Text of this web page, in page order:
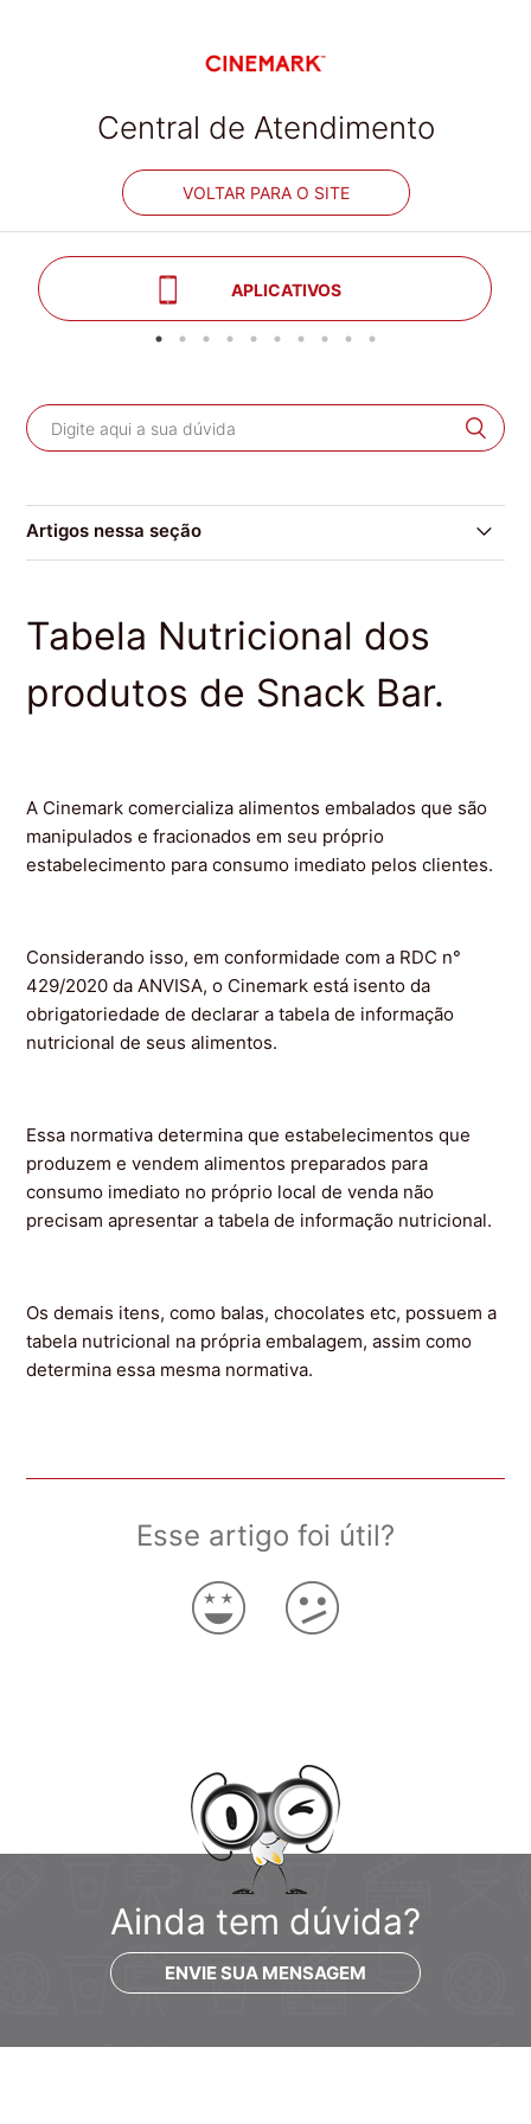
Central de Atendimento
VOLTAR PARA O SITE
APLICATIVOS
Artigos nessa seção
Onde comprar os produtos do Snack Bar?
Quais são as formas de pagamento aceitas no Snack
Tabela Nutricional dos produtos de Snack Bar.
Como resgatar meu Refil de Pipoca?
Tabela Nutricional dos
produtos de Snack Bar.
A Cinemark comercializa alimentos embalados que são
manipulados e fracionados em seu próprio
estabelecimento para consumo imediato pelos clientes.
Considerando isso, em conformidade com a RDC n°
429/2020 da ANVISA, o Cinemark está isento da
obrigatoriedade de declarar a tabela de informação
nutricional de seus alimentos.
Essa normativa determina que estabelecimentos que
produzem e vendem alimentos preparados para
consumo imediato no próprio local de venda não
precisam apresentar a tabela de informação nutricional.
Os demais itens, como balas, chocolates etc, possuem a
tabela nutricional na própria embalagem, assim como
determina essa mesma normativa.
Esse artigo foi útil?
Ainda tem dúvida?
ENVIE SUA MENSAGEM